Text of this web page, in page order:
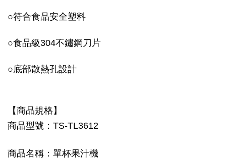
○符合食品安全塑料
○食品級304不鏽鋼刀片
○底部散熱孔設計
【商品規格】
商品型號：TS-TL3612
商品名稱：單杯果汁機